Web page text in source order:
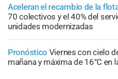
Aceleran el recambio de la
70 colectivos y el 40% del
unidades modernizadas
Pronóstico Viernes con cielo
mañana y máxima de 16°C en